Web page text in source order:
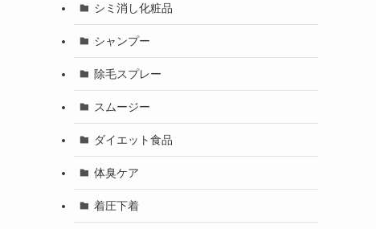
シミ消し化粧品
シャンプー
除毛スプレー
スムージー
ダイエット食品
体臭ケア
着圧下着